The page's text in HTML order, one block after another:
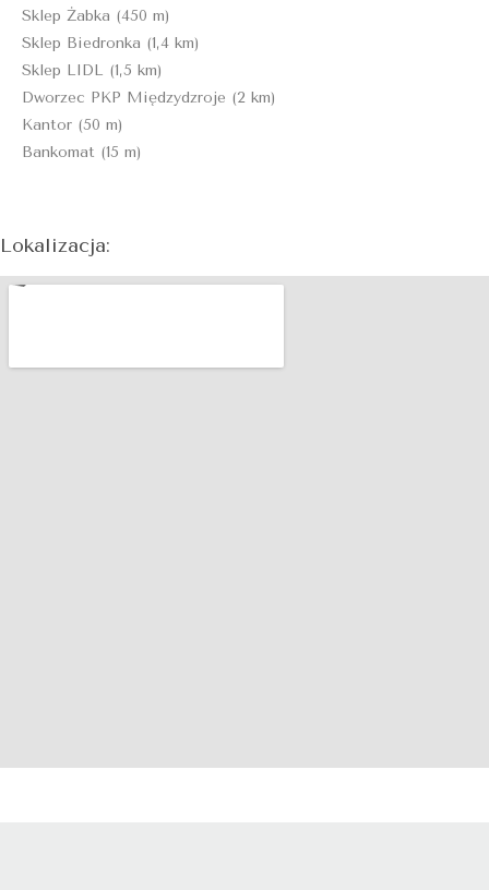
Sklep Żabka (450 m)
Sklep Biedronka (1,4 km)
Sklep LIDL (1,5 km)
Dworzec PKP Międzydzroje (2 km)
Kantor (50 m)
Bankomat (15 m)
Lokalizacja: